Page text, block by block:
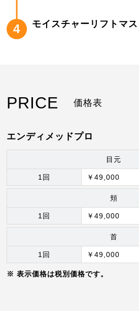
4 モイスチャーリフトマス
PRICE 価格表
エンディメッドプロ
目元
1回 ￥49,000
頬
1回 ￥49,000
首
1回 ￥49,000
表示価格は税別価格です。